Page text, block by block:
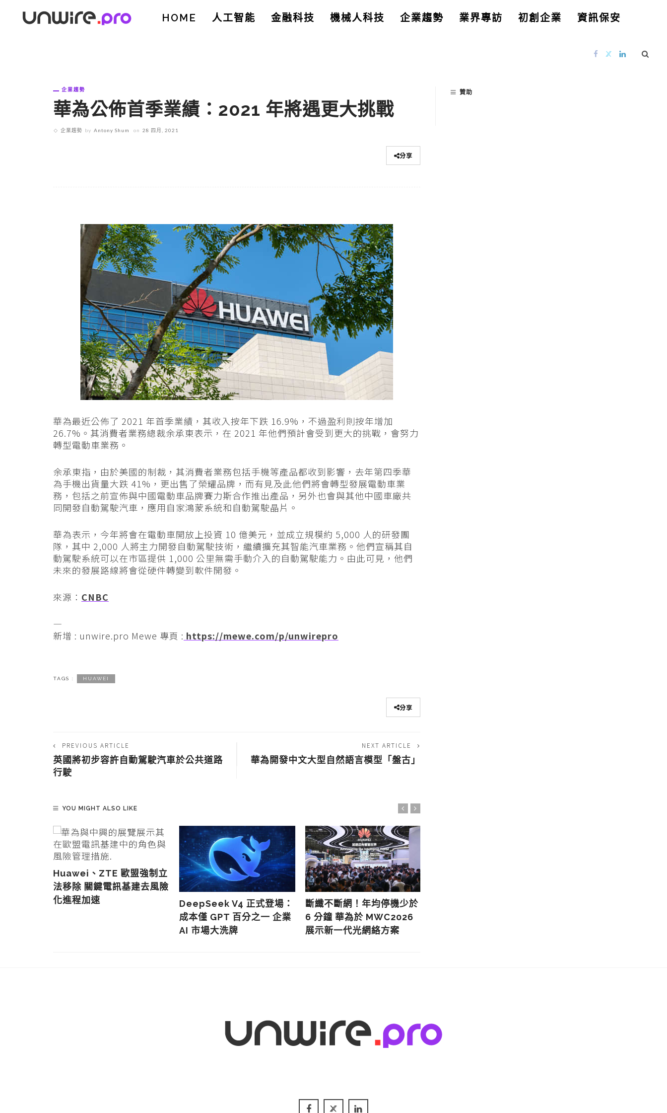
HOME 人工智能 金融科技 機械人科技 企業趨勢 業界專訪 初創企業 資訊保安
企業趨勢
華為公佈首季業績：2021 年將遇更大挑戰
企業趨勢 by Antony Shum on 28 四月, 2021
分享
華為最近公佈了 2021 年首季業績，其收入按年下跌 16.9%，不過盈利則按年增加
26.7%。其消費者業務總裁余承東表示，在 2021 年他們預計會受到更大的挑戰，會努力
轉型電動車業務。
余承東指，由於美國的制裁，其消費者業務包括手機等產品都收到影響，去年第四季華
為手機出貨量大跌 41%，更出售了榮耀品牌，而有見及此他們將會轉型發展電動車業
務，包括之前宣佈與中國電動車品牌賽力斯合作推出產品，另外也會與其他中國車廠共
同開發自動駕駛汽車，應用自家鴻蒙系統和自動駕駛晶片。
華為表示，今年將會在電動車開放上投資 10 億美元，並成立規模約 5,000 人的研發團
隊，其中 2,000 人將主力開發自動駕駛技術，繼續擴充其智能汽車業務。他們宣稱其自
動駕駛系統可以在市區提供 1,000 公里無需手動介入的自動駕駛能力。由此可見，他們
未來的發展路線將會從硬件轉變到軟件開發。
來源： CNBC
—
新增 : unwire.pro Mewe 專頁 : https://mewe.com/p/unwirepro
TAGS : HUAWEI
分享
PREVIOUS ARTICLE
英國將初步容許自動駕駛汽車於公共道路
行駛
NEXT ARTICLE
華為開發中文大型自然語言模型「盤古」
YOU MIGHT ALSO LIKE
Huawei、ZTE 歐盟強制立
法移除 關鍵電訊基建去風險
化進程加速
DeepSeek V4 正式登場：
成本僅 GPT 百分之一 企業
AI 市場大洗牌
斷纖不斷網！年均停機少於
6 分鐘 華為於 MWC2026
展示新一代光網絡方案
贊助